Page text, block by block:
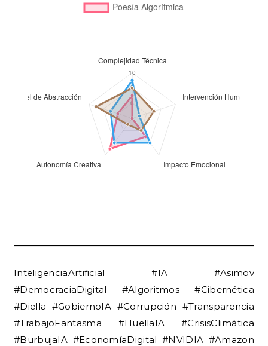
InteligenciaArtificial #IA #Asimov
#DemocraciaDigital #Algoritmos #Cibernética
#Diella #GobiernoIA #Corrupción #Transparencia
#TrabajoFantasma #HuellaIA #CrisisClimática
#BurbujaIA #EconomíaDigital #NVIDIA #Amazon